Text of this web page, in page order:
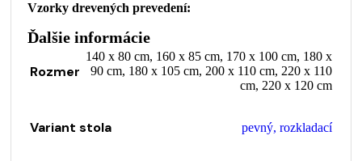
Vzorky drevených prevedení:
Ďalšie informácie
Rozmer
140 x 80 cm, 160 x 85 cm, 170 x 100 cm, 180 x
90 cm, 180 x 105 cm, 200 x 110 cm, 220 x 110
cm, 220 x 120 cm
Variant stola pevný, rozkladací